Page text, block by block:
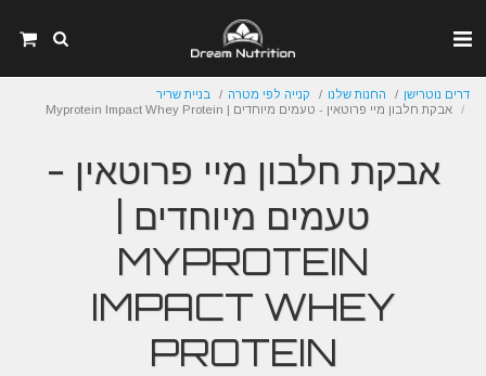
דרים נוטרישן החנות שלנו קנייה לפי מטרה
בניית שריר
אבקת חלבון מיי פרוטאין - טעמים מיוחדים | Myprotein Impact Whey Protein
אבקת חלבון מיי פרוטאין -
טעמים מיוחדים |
MYPROTEIN
IMPACT WHEY
PROTEIN